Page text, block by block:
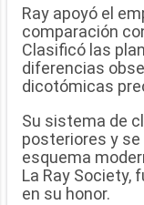
Ray apoyó el
comparación
Clasificó las
diferencias
dicotómicas
Su sistema de
posteriores y
esquema
La Ray Society,
en su honor.